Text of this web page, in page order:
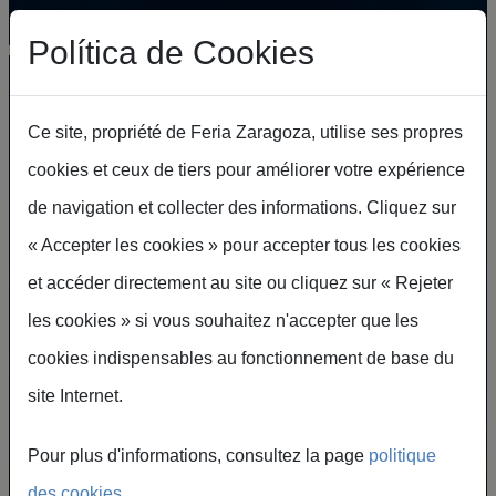
Aller au contenu principal
Deux sites,
des possibilités infinies
000 m² d'espace d'exposition et un palais des
Política de Cookies
Ce site, propriété de Feria Zaragoza, utilise ses propres
cookies et ceux de tiers pour améliorer votre expérience
de navigation et collecter des informations. Cliquez sur
« Accepter les cookies » pour accepter tous les cookies
et accéder directement au site ou cliquez sur « Rejeter
les cookies » si vous souhaitez n'accepter que les
cookies indispensables au fonctionnement de base du
site Internet.
Pour plus d'informations, consultez la page politique